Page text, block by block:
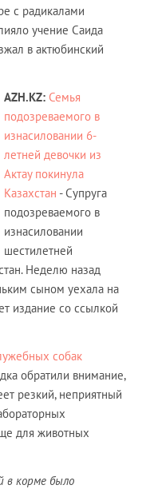
с радикалами
учение Саида
в актюбинский
AZH.KZ: Семья
подозреваемого в
изнасиловании 6-
летней девочки из
Актау покинула
Казахстан - Супруга
подозреваемого в
изнасиловании
шестилетней
Неделю назад
сыном уехала на
издание со ссылкой
собак
обратили внимание,
резкий, неприятный
для животных
в корме было